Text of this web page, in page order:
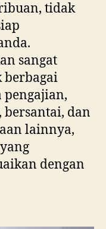
tidak
sangat
berbagai
pengajian,
bersantai, dan
lainnya,
dengan